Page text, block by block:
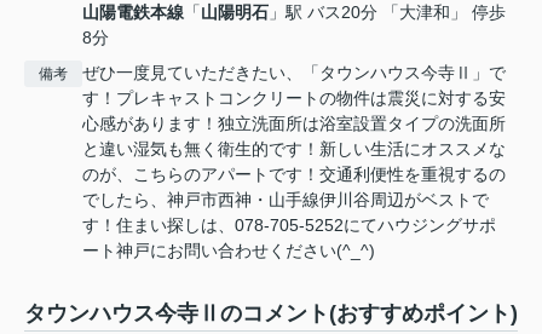
山陽電鉄本線 「山陽明石 」駅 バス20分 「大津和」 停歩
8分
備考
ぜひ一度見ていただきたい、「タウンハウス今寺Ⅱ」で
す！プレキャストコンクリートの物件は震災に対する安
心感があります！独立洗面所は浴室設置タイプの洗面所
と違い湿気も無く衛生的です！新しい生活にオススメな
のが、こちらのアパートです！交通利便性を重視するの
でしたら、神戸市西神・山手線伊川谷周辺がベストで
す！住まい探しは、078-705-5252にてハウジングサポ
ート神戸にお問い合わせください(^_^)
タウンハウス今寺Ⅱのコメント(おすすめポイント)